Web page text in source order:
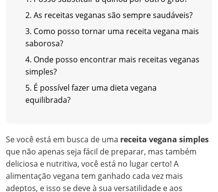
2. As receitas veganas são sempre saudáveis?
3. Como posso tornar uma receita vegana mais
saborosa?
4. Onde posso encontrar mais receitas veganas
simples?
5. É possível fazer uma dieta vegana
equilibrada?
Se você está em busca de uma receita vegana simples
que não apenas seja fácil de preparar, mas também
deliciosa e nutritiva, você está no lugar certo! A
alimentação vegana tem ganhado cada vez mais
adeptos, e isso se deve à sua versatilidade e aos